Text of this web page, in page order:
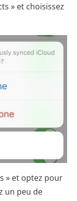
» et choisissez
» et optez pour
un peu de